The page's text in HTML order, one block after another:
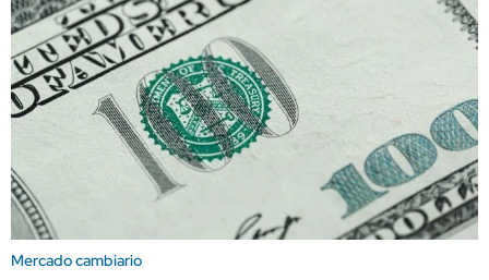
Mercado cambiario